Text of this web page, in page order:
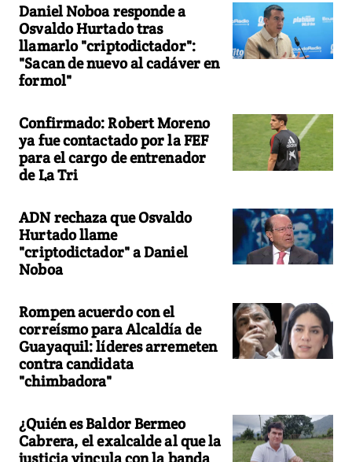
Daniel Noboa responde a
Osvaldo Hurtado tras
llamarlo "criptodictador":
"Sacan de nuevo al cadáver en
formol"
Confirmado: Robert Moreno
ya fue contactado por la FEF
para el cargo de entrenador
de La Tri
ADN rechaza que Osvaldo
Hurtado llame
"criptodictador" a Daniel
Noboa
Rompen acuerdo con el
correísmo para Alcaldía de
Guayaquil: líderes arremeten
contra candidata
"chimbadora"
¿Quién es Baldor Bermeo
Cabrera, el exalcalde al que la
justicia vincula con la banda